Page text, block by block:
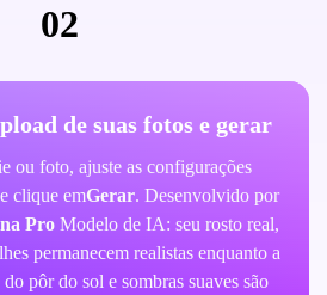
02
de suas fotos e gerar
ou foto, ajuste as configurações
clique emGerar. Desenvolvido por
ProModelo de IA: seu rosto real,
permanecem realistas enquanto a
pôr do sol e sombras suaves são